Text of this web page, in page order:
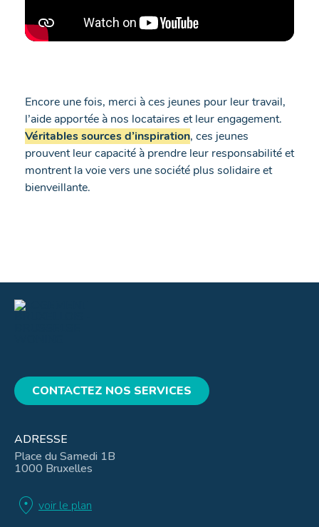
Encore une fois, merci à ces jeunes pour leur travail,
l’aide apportée à nos locataires et leur engagement.
Véritables sources d’inspiration, ces jeunes
prouvent leur capacité à prendre leur responsabilité et
montrent la voie vers une société plus solidaire et
bienveillante.
CONTACTEZ NOS SERVICES
ADRESSE
Place du Samedi 1B
1000 Bruxelles
location_on voir le plan